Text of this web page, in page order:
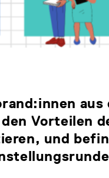
aus
Vorteilen
und